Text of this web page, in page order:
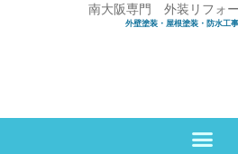
南大阪専門 外装リフォ
外壁塗装・屋根塗装・防水工